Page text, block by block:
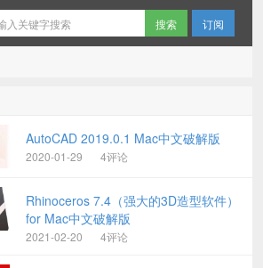
订阅
AutoCAD 2019.0.1 Mac中文破解版
2020-01-29 4评论
Rhinoceros 7.4（强大的3D造型软件）
for Mac中文破解版
2021-02-20 4评论